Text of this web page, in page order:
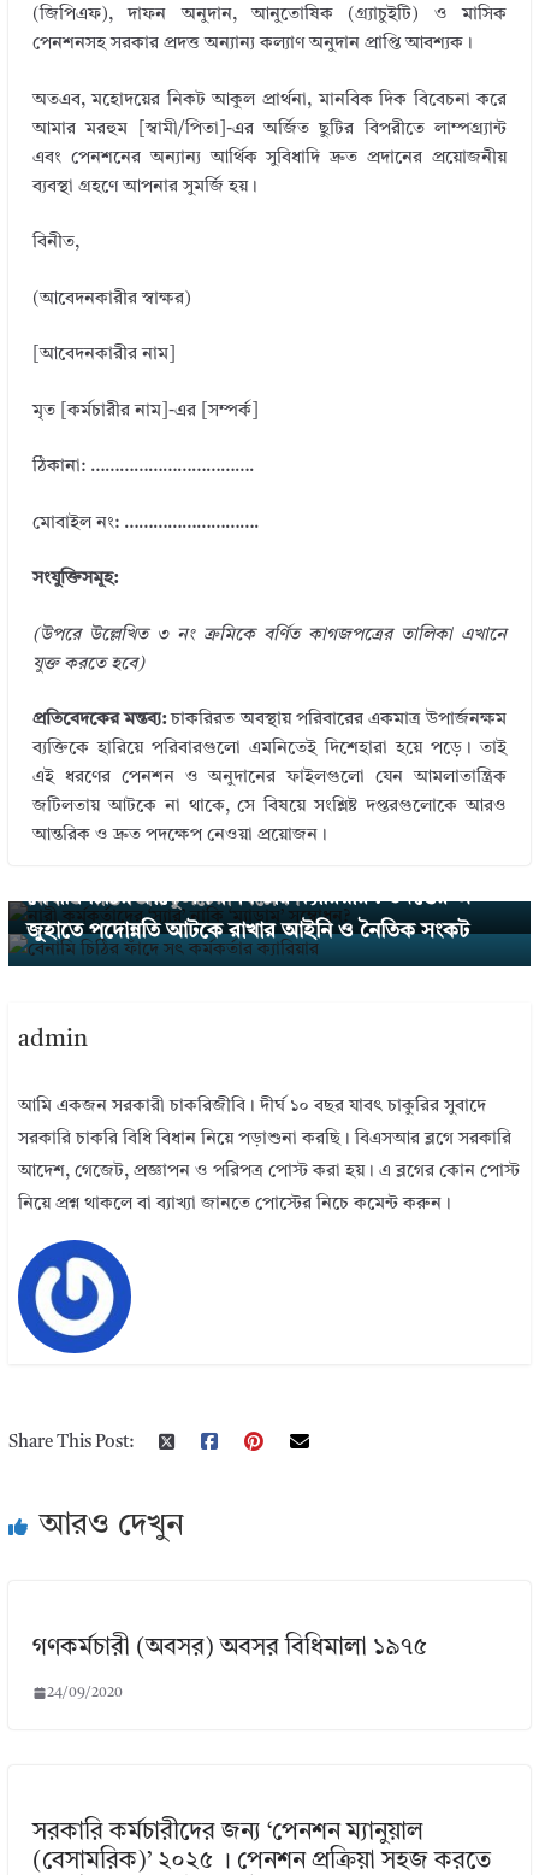
(জিপিএফ), দাফন অনুদান, আনুতোষিক (গ্র্যাচুইটি) ও মাসিক
পেনশনসহ সরকার প্রদত্ত অন্যান্য কল্যাণ অনুদান প্রাপ্তি আবশ্যক।
অতএব, মহোদয়ের নিকট আকুল প্রার্থনা, মানবিক দিক বিবেচনা করে
আমার মরহুম [স্বামী/পিতা]-এর অর্জিত ছুটির বিপরীতে লাম্পগ্র্যান্ট
এবং পেনশনের অন্যান্য আর্থিক সুবিধাদি দ্রুত প্রদানের প্রয়োজনীয়
ব্যবস্থা গ্রহণে আপনার সুমর্জি হয়।
বিনীত,
(আবেদনকারীর স্বাক্ষর)
[আবেদনকারীর নাম]
মৃত [কর্মচারীর নাম]-এর [সম্পর্ক]
ঠিকানা: …………………………….
মোবাইল নং: ……………………….
সংযুক্তিসমূহ:
(উপরে উল্লেখিত ৩ নং ক্রমিকে বর্ণিত কাগজপত্রের তালিকা এখানে
যুক্ত করতে হবে)
প্রতিবেদকের মন্তব্য:চাকরিরত অবস্থায় পরিবারের একমাত্র উপার্জনক্ষম
ব্যক্তিকে হারিয়ে পরিবারগুলো এমনিতেই দিশেহারা হয়ে পড়ে। তাই
এই ধরণের পেনশন ও অনুদানের ফাইলগুলো যেন আমলাতান্ত্রিক
জটিলতায় আটকে না থাকে, সে বিষয়ে সংশ্লিষ্ট দপ্তরগুলোকে আরও
আন্তরিক ও দ্রুত পদক্ষেপ নেওয়া প্রয়োজন।
← Previous
বিধি ও বাস্তবতার চুলচেরা বিশ্লেষণ
বেনামি চিঠির ফাঁদে সৎ কর্মকর্তার ক্যারিয়ার : তদন্তের অ
জুহাতে পদোন্নতি আটকে রাখার আইনি ও নৈতিক সংকট
admin
আমি একজন সরকারী চাকরিজীবি। দীর্ঘ ১০ বছর যাবৎ চাকুরির সুবাদে
সরকারি চাকরি বিধি বিধান নিয়ে পড়াশুনা করছি। বিএসআর ব্লগে সরকারি
আদেশ, গেজেট, প্রজ্ঞাপন ও পরিপত্র পোস্ট করা হয়। এ ব্লগের কোন পোস্ট
নিয়ে প্রশ্ন থাকলে বা ব্যাখ্যা জানতে পোস্টের নিচে কমেন্ট করুন।
Share This Post:
আরও দেখুন
গণকর্মচারী (অবসর) অবসর বিধিমালা ১৯৭৫
24/09/2020
সরকারি কর্মচারীদের জন্য ‘পেনশন ম্যানুয়াল
(বেসামরিক)’ ২০২৫ । পেনশন প্রক্রিয়া সহজ করতে